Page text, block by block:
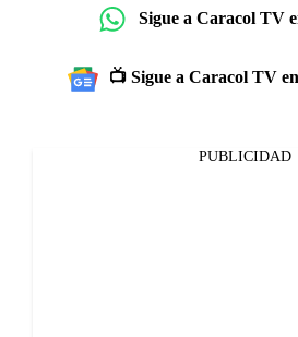
Sigue a Caracol TV
📺 Sigue a Caracol TV
PUBLICIDAD